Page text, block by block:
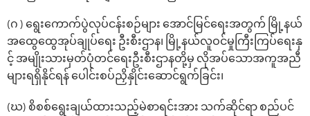
(ဂ ) ရွေးကောက်ပွဲလုပ်ငန်းစဉ်များ အောင်မြင်ရေးအတွက် မြို့နယ်
အထွေထွေအုပ်ချုပ်ရေး ဦးစီးဌာန၊ မြို့နယ်လူဝင်မှုကြီးကြပ်ရေးနှ
င့် အမျိုးသားမှတ်ပုံတင်ရေးဦးစီးဌာနတို့မှ လိုအပ်သောအကူအညီ
များရရှိနိုင်ရန် ပေါင်းစပ်ညှိနှိုင်းဆောင်ရွက်ခြင်း၊
(ဃ) စိစစ်‌ရွေးချယ်ထားသည့်မဲစာရင်းအား သက်ဆိုင်ရာ စည်ပင်